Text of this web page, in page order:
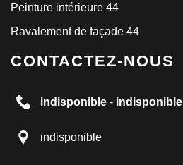
Peinture intérieure 44
Ravalement de façade 44
CONTACTEZ-NOUS
indisponible - indisponible
indisponible